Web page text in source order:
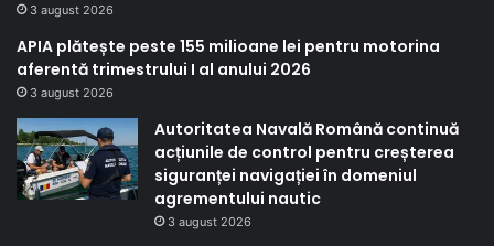
3 august 2026
APIA plătește peste 155 milioane lei pentru motorina
aferentă trimestrului I al anului 2026
3 august 2026
Autoritatea Navală Română continuă
acțiunile de control pentru creșterea
siguranței navigației în domeniul
agrementului nautic
3 august 2026